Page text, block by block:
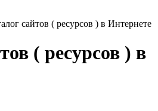
сайтов ( ресурсов ) в Интернете
( ресурсов ) в